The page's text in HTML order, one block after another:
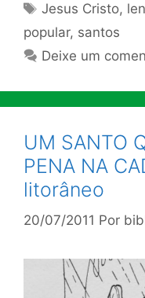
Tags
Jesus Cristo,
popular, santos
Deixe um
UM SANTO
PENA NA
litorâneo
20/07/2011 Por